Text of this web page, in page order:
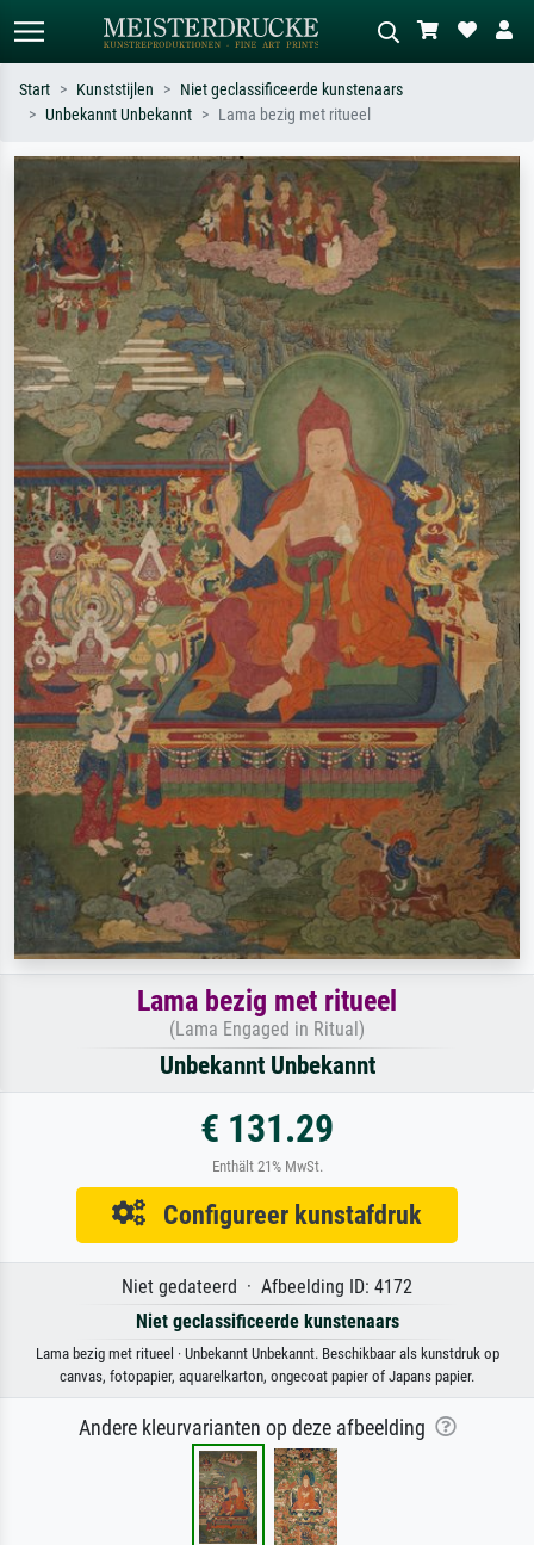
Zoek op kunstenaar, titel of stijl – bijv.
Monet, Sterrennacht, impressionisme,
Hokusai-golf, naakt.
Beschrijf de scène – bijv. groene
weide, abstract met veel rood, donker
olieverfschilderij, staand naakt naast
een boom.
Start Kunststijlen
Niet geclassificeerde kunstenaars
Unbekannt Unbekannt
Lama bezig met ritueel
Lama bezig met ritueel
(Lama Engaged in Ritual)
Unbekannt Unbekannt
€ 131.29
Enthält 21% MwSt.
Configureer kunstafdruk
Niet gedateerd · Afbeelding ID: 4172
Niet geclassificeerde kunstenaars
Lama bezig met ritueel · Unbekannt Unbekannt. Beschikbaar als kunstdruk op
canvas, fotopapier, aquarelkarton, ongecoat papier of Japans papier.
Andere kleurvarianten op deze afbeelding